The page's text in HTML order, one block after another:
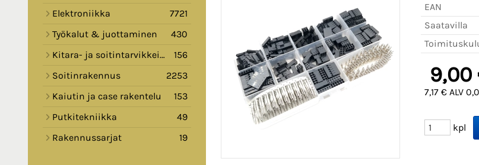
Elektroniikka
7721
Työkalut & juottaminen
430
Kitara- ja soitintarvikkeita
156
Soitinrakennus
2253
Kaiutin ja case rakentelu
153
Putkitekniikka
49
Rakennussarjat
19
EAN
Saatavilla
9,00
7,17 € ALV
kpl